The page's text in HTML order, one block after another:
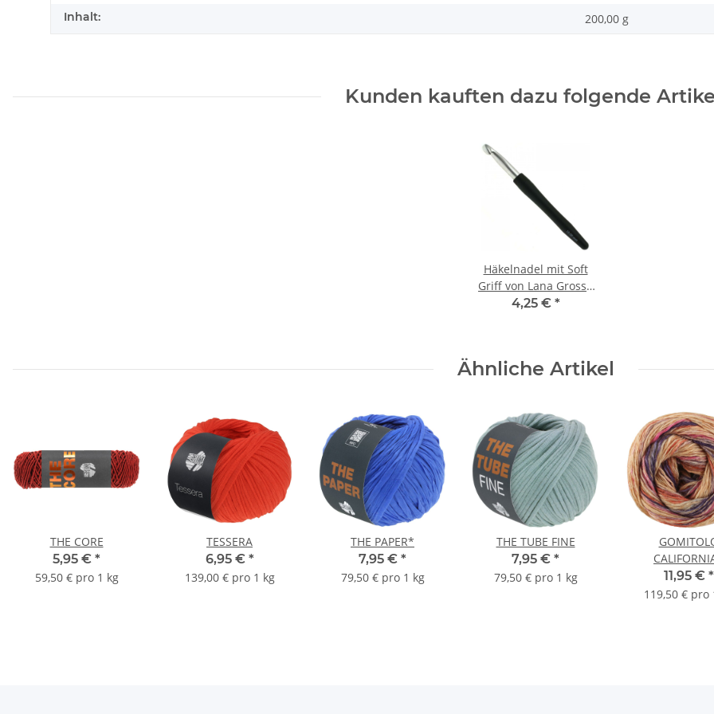
Inhalt: 200,00 g
Kunden kauften dazu folgende
Häkelnadel mit Soft
Griff von Lana Grossa
0,5-12 mm | 10.00 mm
4,25 € *
Ähnliche Artikel
THE CORE
5,95 € *
59,50 € pro 1 kg
TESSERA
6,95 € *
139,00 € pro 1 kg
THE PAPER*
7,95 € *
79,50 € pro 1 kg
THE TUBE FINE
7,95 € *
79,50 € pro 1 kg
11,95 € *
119,50 € pro